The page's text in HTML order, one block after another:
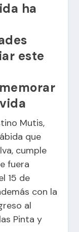
ha
este
Mutis,
que
cumple
fuera
15 de
con la
al
Pinta y